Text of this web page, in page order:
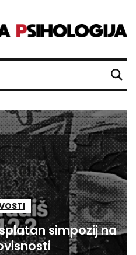
simpozij na